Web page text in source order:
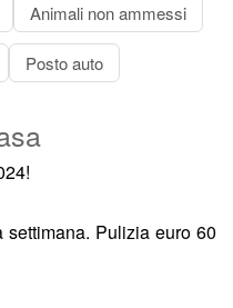
Animali non ammessi
Posto auto
Pulizia euro 60